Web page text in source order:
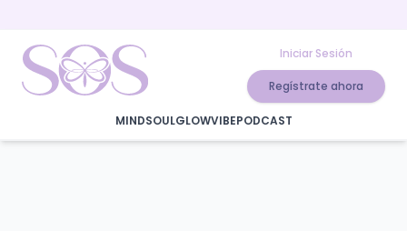
Iniciar Sesión
Regístrate ahora
MINDSOULGLOWVIBEPODCAST